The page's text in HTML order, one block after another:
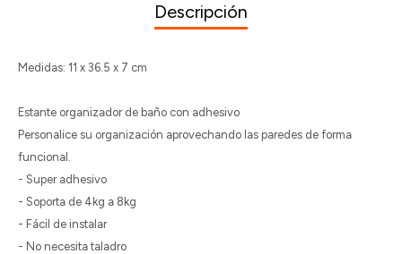
Descripción
Medidas: 11 x 36.5 x 7 cm
Estante organizador de baño con adhesivo
Personalice su organización aprovechando las paredes de forma
funcional.
- Super adhesivo
- Soporta de 4kg a 8kg
- Fácil de instalar
- No necesita taladro